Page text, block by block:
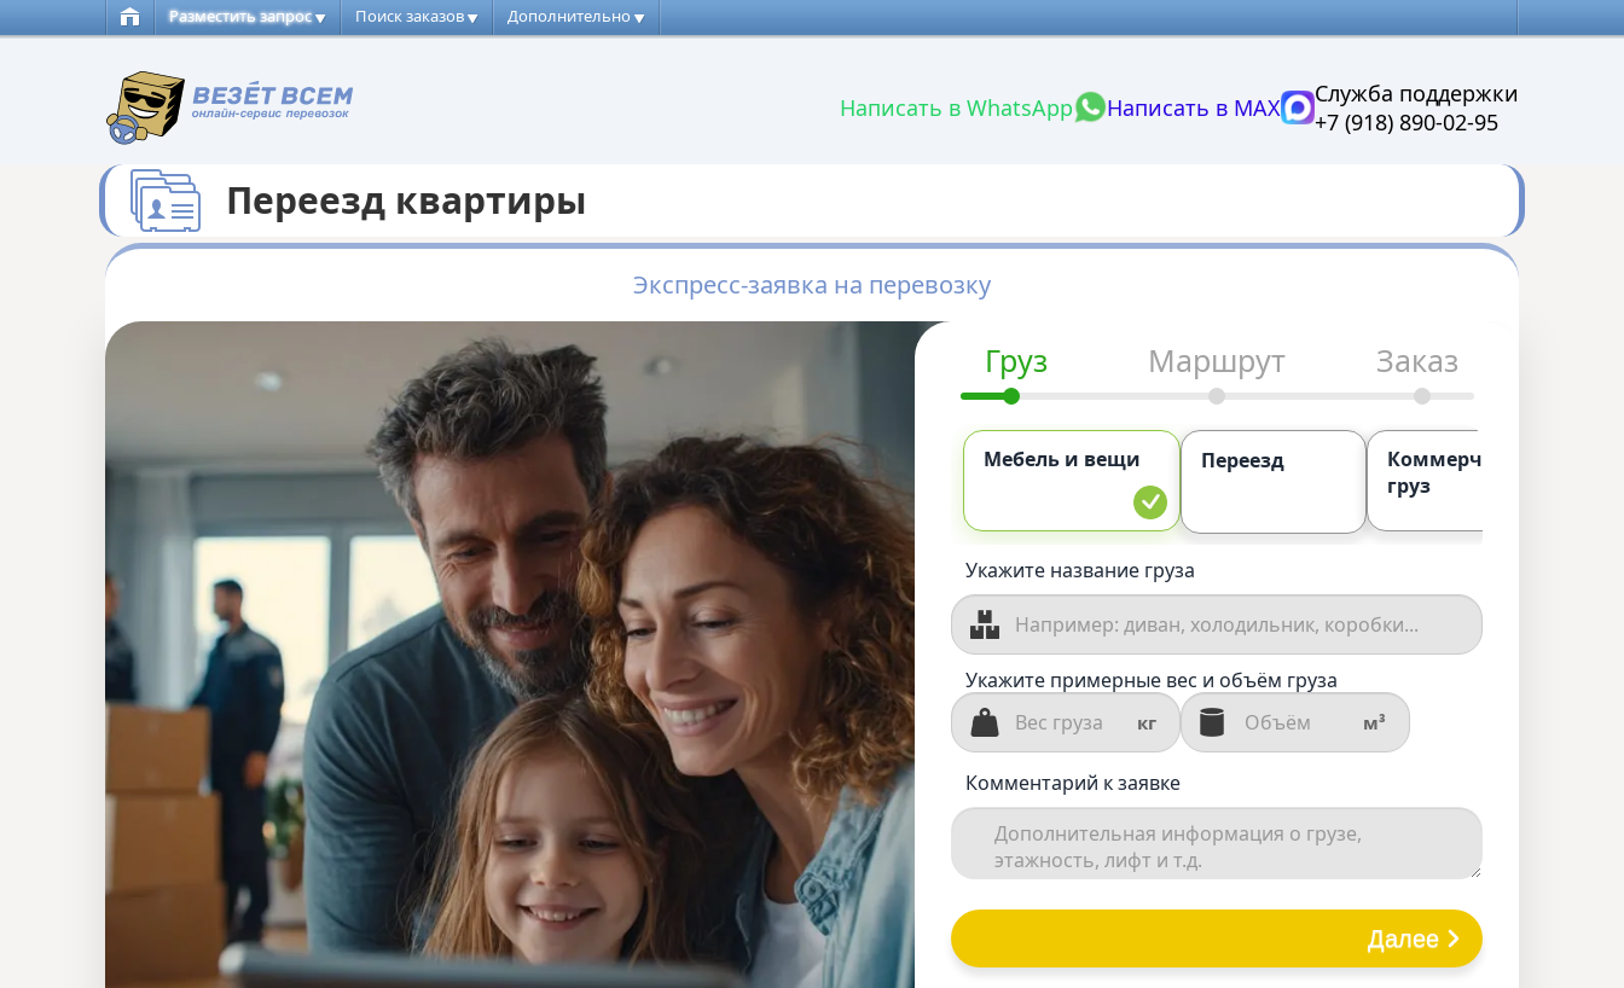
Разместить запрос Поиск заказов Дополнительно
Написать в WhatsApp Написать в MAX
Служба поддержки
+7 (918) 890-02-95
Переезд квартиры
Экспресс-заявка на перевозку
Груз Маршрут Заказ
Мебель и вещи Переезд
Коммерческий
груз
Укажите название груза
Укажите примерные вес и объём груза
кг м³
Комментарий к заявке
Далее